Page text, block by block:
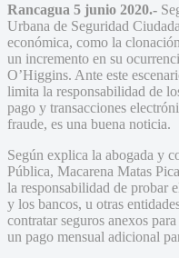
Rancagua 5 junio 2020.-
Urbana de Seguridad
económica, como la
un incremento en su
O’Higgins. Ante este
limita la responsabilidad de
pago y transacciones
fraude, es una buena noticia.
Según explica la abogada y
Pública, Macarena Matas
la responsabilidad de probar
y los bancos, u otras
contratar seguros anexos
un pago mensual adicional